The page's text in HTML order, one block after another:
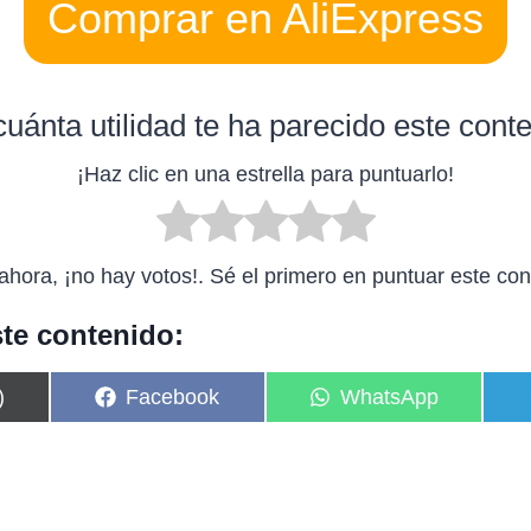
Comprar en AliExpress
utilidad te ha parecido este
¡Haz clic en una estrella para puntuarlo!
¡no hay votos!. Sé el primero en puntuar este
contenido:
C
o
Facebook
C
o
WhatsApp